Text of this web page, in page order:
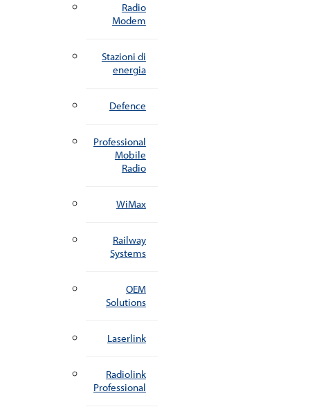
Radio
Modem
Stazioni di
energia
Defence
Professional
Mobile
Radio
WiMax
Railway
Systems
OEM
Solutions
Laserlink
Radiolink
Professional